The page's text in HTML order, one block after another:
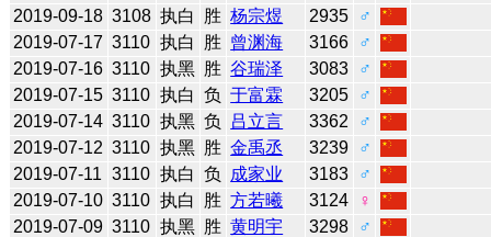
2019-09-18 3108 执白 胜 杨宗煜 2935
♂
2019-07-17 3110 执白 胜 曾渊海 3166
♂
2019-07-16 3110 执黑 胜 谷瑞泽 3083
♂
2019-07-15 3110 执白 负 于富霖 3205
♂
2019-07-14 3110 执黑 负 吕立言 3362
♂
2019-07-12 3110 执黑 胜 金禹丞 3239
♂
2019-07-11 3110 执白 负 成家业 3183
♂
2019-07-10 3110 执白 胜 方若曦 3124
♀
2019-07-09 3110 执黑 胜 黄明宇 3298
♂